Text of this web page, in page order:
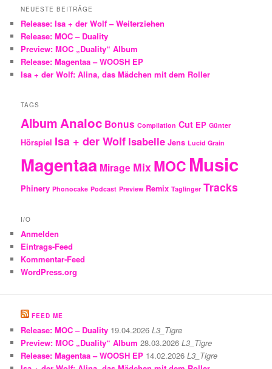
h
n
NEUESTE BEITRÄGE
Release: Isa + der Wolf – Weiterziehen
Release: MOC – Duality
Preview: MOC „Duality“ Album
Release: Magentaa – WOOSH EP
Isa + der Wolf: Alina, das Mädchen mit dem Roller
TAGS
Album Analoc Bonus Compilation Cut EP Günter
Hörspiel Isa + der Wolf Isabelle Jens Lucid Grain
Magentaa Mirage Mix MOC Music
Phinery Phonocake Podcast Preview Remix Taglinger Tracks
I/O
Anmelden
Eintrags-Feed
Kommentar-Feed
WordPress.org
FEED ME
Release: MOC – Duality 19.04.2026 L3_Tigre
Preview: MOC „Duality“ Album 28.03.2026 L3_Tigre
Release: Magentaa – WOOSH EP 14.02.2026 L3_Tigre